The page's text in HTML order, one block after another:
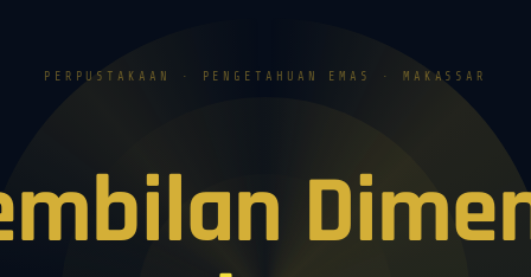
PERPUSTAKAAN · PENGETAHUAN EMAS · MAKASSAR